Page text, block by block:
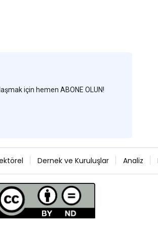
için hemen ABONE OLUN!
Dernek ve Kuruluşlar Analiz